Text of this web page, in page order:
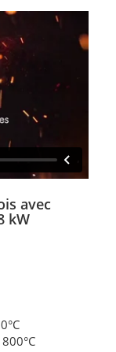
avec
kW